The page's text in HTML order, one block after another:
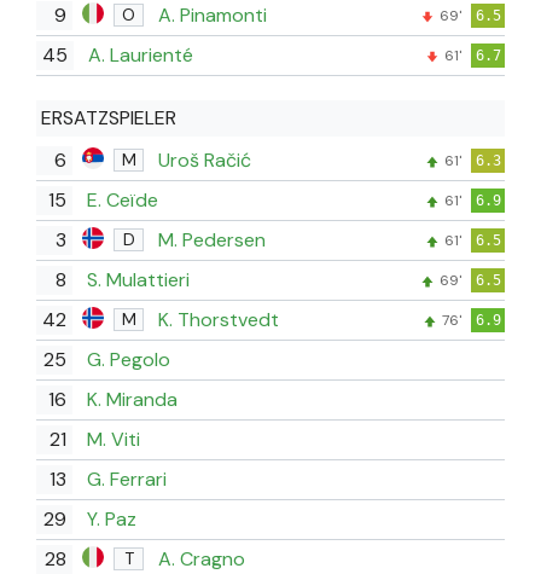
9 O A. Pinamonti 69' 6.5
45 A. Laurienté 61' 6.7
ERSATZSPIELER
6
M Uroš Račić 61' 6.3
15 E. Ceïde 61' 6.9
3 D M. Pedersen 61' 6.5
8 S. Mulattieri 69' 6.5
42 M K. Thorstvedt 76' 6.9
25
G. Pegolo
16
K. Miranda
21
M. Viti
13
G. Ferrari
29
Y. Paz
28
T
A. Cragno